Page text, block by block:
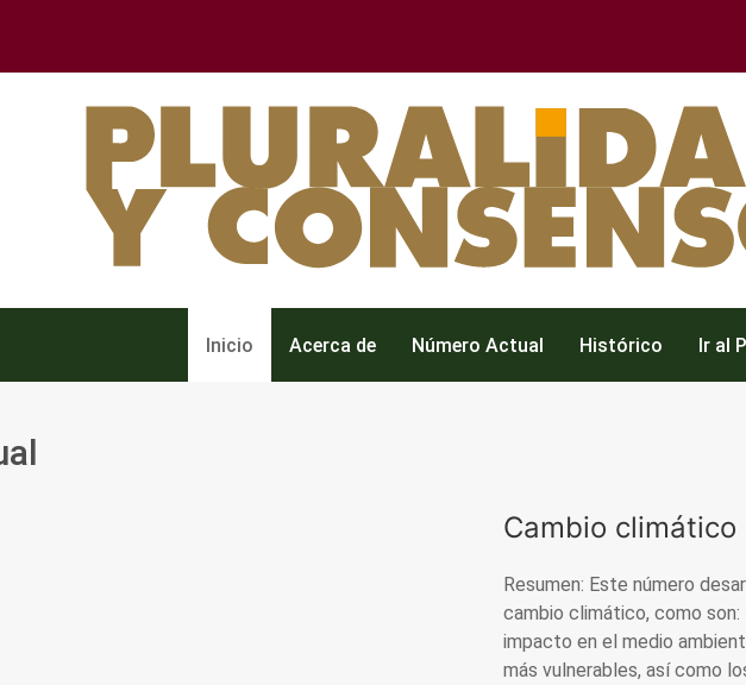
Inicio Acerca de Número Actual Histórico Ir al
Cambio climático
Resumen: Este número
cambio climático, como
impacto en el medio
más vulnerables, así como